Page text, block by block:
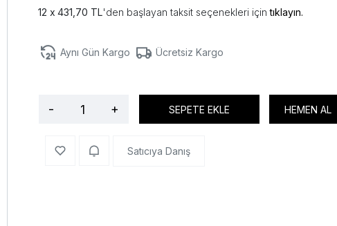
431,70 TL'den başlayan taksit seçenekleri içintıklayın.
Aynı Gün Kargo Ücretsiz Kargo
- + SEPETE EKLE HEMEN AL
Satıcıya Danış